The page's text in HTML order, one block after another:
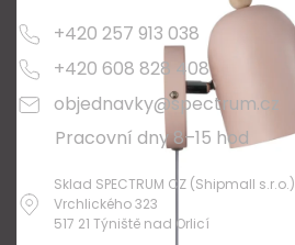
+420 257 913 038
+420 608 828 408
objednavky@spectrum.cz
Pracovní dny 8–15 hod
Sklad SPECTRUM CZ (Shipmall s.r.o.)
Vrchlického 323
517 21 Týniště nad Orlicí